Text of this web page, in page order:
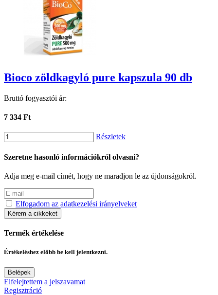
Bioco zöldkagyló pure kapszula 90 db
Bruttó fogyasztói ár:
7 334 Ft
Részletek
Szeretne hasonló információkról olvasni?
Adja meg e-mail címét, hogy ne maradjon le az újdonságokról.
Elfogadom az adatkezelési irányelveket
Kérem a cikkeket
Termék értékelése
Értékeléshez előbb be kell jelentkezni.
Belépek
Elfelejtettem a jelszavamat
Regisztráció